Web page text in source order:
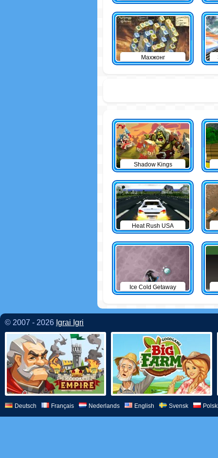
Махжонг
Shadow Kings
Heat Rush USA
Ice Cold Getaway
© 2007 - 2026 Igrai Igri
Deutsch Français Nederlands English Svensk